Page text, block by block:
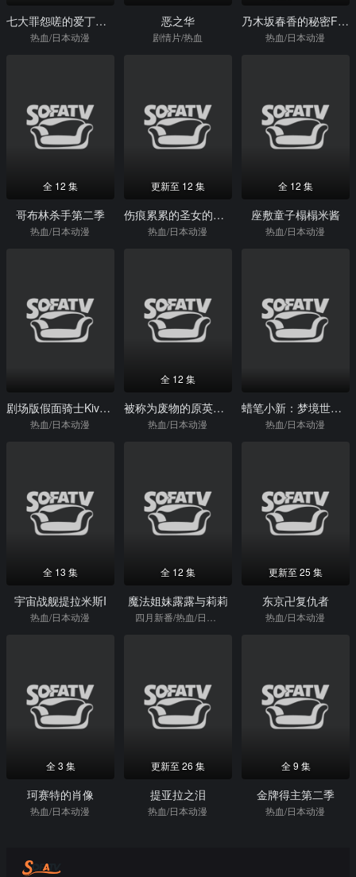
七大罪怨嗟的爱丁堡后篇
热血/日本动漫
恶之华
剧情片/热血
乃木坂春香的秘密Finale♪
热血/日本动漫
全 12 集
哥布林杀手第二季
热血/日本动漫
更新至 12 集
伤痕累累的圣女的复仇
热血/日本动漫
全 12 集
座敷童子榻榻米酱
热血/日本动漫
剧场版假面骑士Kiva魔界城之王
热血/日本动漫
全 12 集
被称为废物的原英雄、被家里流放后随心所欲地活下去
热血/日本动漫
蜡笔小新：梦境世界大突击
热血/日本动漫
全 13 集
宇宙战舰提拉米斯I
热血/日本动漫
全 12 集
魔法姐妹露露与莉莉
更新至 25 集
东京卍复仇者
热血/日本动漫
全 3 集
珂赛特的肖像
热血/日本动漫
更新至 26 集
提亚拉之泪
热血/日本动漫
全 9 集
金牌得主第二季
热血/日本动漫